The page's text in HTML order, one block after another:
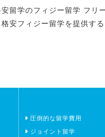
留学のフィジー留学 フリ
安フィジー留学を提供す
圧倒的な留学費用
ジョイント留学